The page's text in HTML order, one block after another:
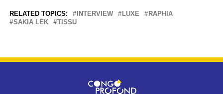
RELATED TOPICS: INTERVIEW LUXE
RAPHIA
SAKIA LEK
TISSU